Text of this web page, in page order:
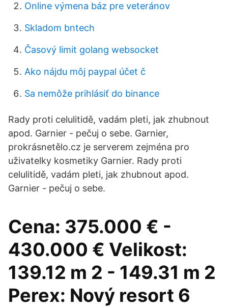
Online výmena báz pre veteránov
Skladom bntech
Časový limit golang websocket
Ako nájdu môj paypal účet č
Sa nemôže prihlásiť do binance
Rady proti celulitidě, vadám pleti, jak zhubnout
apod. Garnier - pečuj o sebe. Garnier,
prokrásnetělo.cz je serverem zejména pro
uživatelky kosmetiky Garnier. Rady proti
celulitidě, vadám pleti, jak zhubnout apod.
Garnier - pečuj o sebe.
Cena: 375.000 € -
430.000 € Velikost:
139.12 m 2 - 149.31 m 2
Perex: Nový resort 6